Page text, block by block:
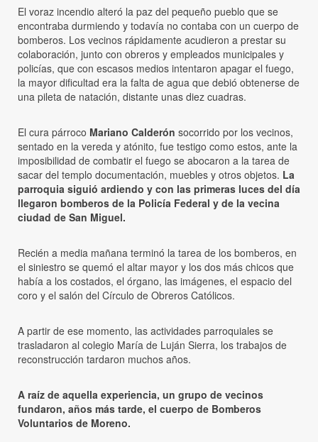
El voraz incendio alteró la paz del pequeño pueblo que se
encontraba durmiendo y todavía no contaba con un cuerpo de
bomberos. Los vecinos rápidamente acudieron a prestar su
colaboración, junto con obreros y empleados municipales y
policías, que con escasos medios intentaron apagar el fuego,
la mayor dificultad era la falta de agua que debió obtenerse de
una pileta de natación, distante unas diez cuadras.
El cura párroco Mariano Calderón socorrido por los vecinos,
sentado en la vereda y atónito, fue testigo como estos, ante la
imposibilidad de combatir el fuego se abocaron a la tarea de
sacar del templo documentación, muebles y otros objetos. La
parroquia siguió ardiendo y con las primeras luces del día
llegaron bomberos de la Policía Federal y de la vecina
ciudad de San Miguel.
Recién a media mañana terminó la tarea de los bomberos, en
el siniestro se quemó el altar mayor y los dos más chicos que
había a los costados, el órgano, las imágenes, el espacio del
coro y el salón del Círculo de Obreros Católicos.
A partir de ese momento, las actividades parroquiales se
trasladaron al colegio María de Luján Sierra, los trabajos de
reconstrucción tardaron muchos años.
A raíz de aquella experiencia, un grupo de vecinos
fundaron, años más tarde, el cuerpo de Bomberos
Voluntarios de Moreno.